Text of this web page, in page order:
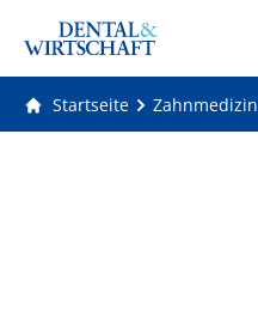
Startseite Zahnmedizin